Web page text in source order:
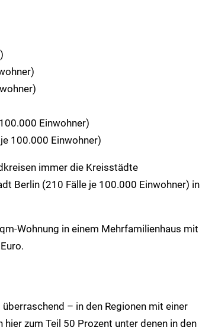
Einwohner)
100.000 Einwohner)
immer die Kreisstädte
Berlin (210 Fälle je 100.000 Einwohner) in
Wohnung in einem Mehrfamilienhaus mit
– in den Regionen mit einer
zum Teil 50 Prozent unter denen in den